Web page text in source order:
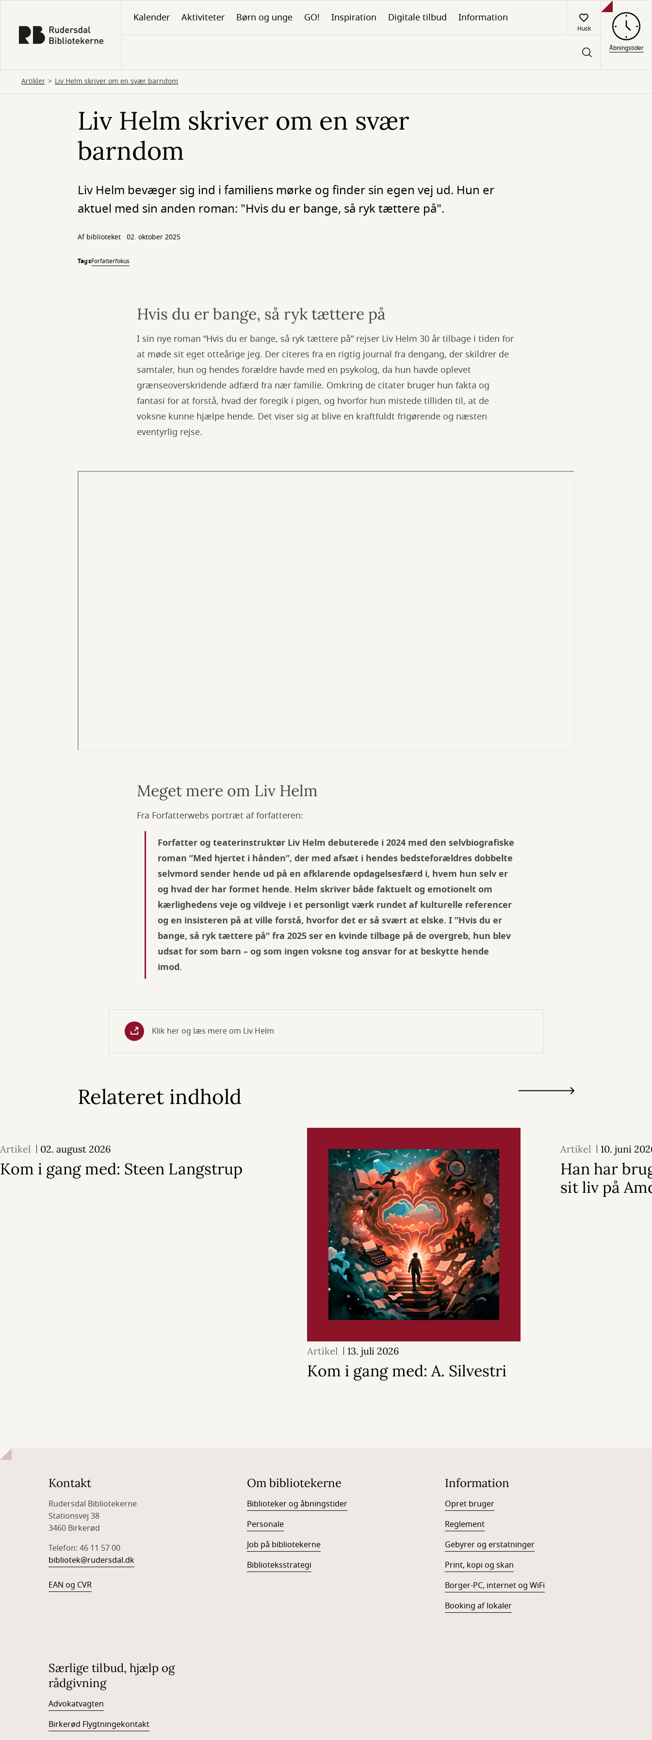
hovedindhold
Kalender Aktiviteter Børn og unge GO! Inspiration Digitale tilbud Information
Husk
Åbningstider
Artikler Liv Helm skriver om en svær barndom
Liv Helm skriver om en svær
barndom
Liv Helm bevæger sig ind i familiens mørke og finder sin egen vej ud. Hun er
aktuel med sin anden roman: "Hvis du er bange, så ryk tættere på".
Af biblioteket 02. oktober 2025
TagsForfatterfokus
Hvis du er bange, så ryk tættere på
I sin nye roman “Hvis du er bange, så ryk tættere på” rejser Liv Helm 30 år tilbage i tiden for
at møde sit eget otteårige jeg. Der citeres fra en rigtig journal fra dengang, der skildrer de
samtaler, hun og hendes forældre havde med en psykolog, da hun havde oplevet
grænseoverskridende adfærd fra nær familie. Omkring de citater bruger hun fakta og
fantasi for at forstå, hvad der foregik i pigen, og hvorfor hun mistede tilliden til, at de
voksne kunne hjælpe hende. Det viser sig at blive en kraftfuldt frigørende og næsten
eventyrlig rejse.
Meget mere om Liv Helm
Fra Forfatterwebs portræt af forfatteren:
Forfatter og teaterinstruktør Liv Helm debuterede i 2024 med den selvbiografiske
roman ”Med hjertet i hånden”, der med afsæt i hendes bedsteforældres dobbelte
selvmord sender hende ud på en afklarende opdagelsesfærd i, hvem hun selv er
og hvad der har formet hende. Helm skriver både faktuelt og emotionelt om
kærlighedens veje og vildveje i et personligt værk rundet af kulturelle referencer
og en insisteren på at ville forstå, hvorfor det er så svært at elske. I ”Hvis du er
bange, så ryk tættere på” fra 2025 ser en kvinde tilbage på de overgreb, hun blev
udsat for som barn – og som ingen voksne tog ansvar for at beskytte hende
imod.
Klik her og læs mere om Liv Helm
Relateret indhold
Artikel 02. august 2026
Kom i gang med: Steen Langstrup
Artikel 13. juli 2026
Kom i gang med: A. Silvestri
Artikel 10. juni
Han har
sit liv på
Kontakt
Rudersdal Bibliotekerne
Stationsvej 38
3460 Birkerød
Telefon: 46 11 57 00
bibliotek@rudersdal.dk
EAN og CVR
Om bibliotekerne
Biblioteker og åbningstider
Personale
Job på bibliotekerne
Biblioteksstrategi
Information
Opret bruger
Reglement
Gebyrer og erstatninger
Print, kopi og skan
Borger-PC, internet og WiFi
Booking af lokaler
Særlige tilbud, hjælp og
rådgivning
Advokatvagten
Birkerød Flygtningekontakt